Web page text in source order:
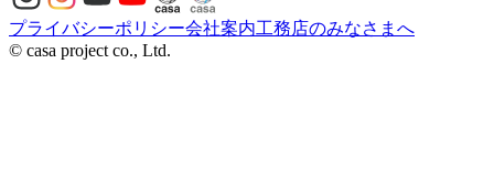
プライバシーポリシー会社案内工務店のみなさまへ
© casa project co., Ltd.